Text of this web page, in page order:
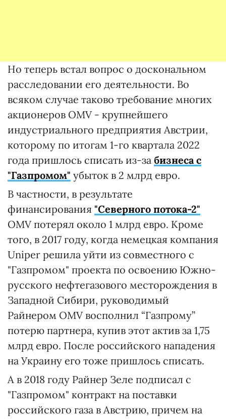
Но теперь встал вопрос о доскональном
расследовании его деятельности. Во
всяком случае таково требование многих
акционеров OMV - крупнейшего
индустриального предприятия Австрии,
которому по итогам 1-го квартала 2022
года пришлось списать из-за бизнеса с
"Газпромом" убыток в 2 млрд евро.
В частности, в результате
финансирования "Северного потока-2"
OMV потерял около 1 млрд евро. Кроме
того, в 2017 году, когда немецкая компания
Uniper решила уйти из совместного с
"Газпромом" проекта по освоению Южно-
русского нефтегазового месторождения в
Западной Сибири, руководимый
Райнером OMV восполнил “Газпрому”
потерю партнера, купив этот актив за 1,75
млрд евро. После российского нападения
на Украину его тоже пришлось списать.
А в 2018 году Райнер Зеле подписал с
"Газпромом" контракт на поставки
российского газа в Австрию, причем на